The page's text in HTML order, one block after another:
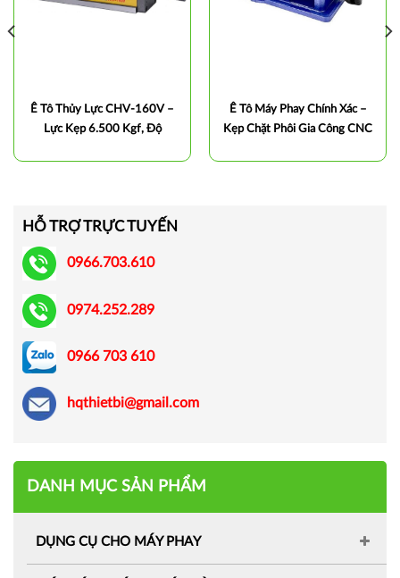
Ê Tô Thủy Lực CHV-160V –
Lực Kẹp 6.500 Kgf, Độ
Ê Tô Máy Phay Chính Xác –
Kẹp Chặt Phôi Gia Công CNC
HỖ TRỢ TRỰC TUYẾN
0966.703.610
0974.252.289
0966 703 610
hqthietbi@gmail.com
DANH MỤC SẢN PHẨM
DỤNG CỤ CHO MÁY PHAY